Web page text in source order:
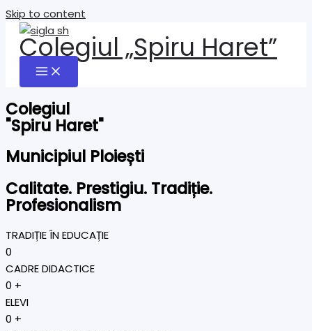
Skip to content
Colegiul „Spiru Haret”
Colegiul
"Spiru Haret"
Municipiul Ploiești
Calitate. Prestigiu. Tradiție.
Profesionalism
TRADIȚIE ÎN EDUCAȚIE
0
CADRE DIDACTICE
0 +
ELEVI
0 +